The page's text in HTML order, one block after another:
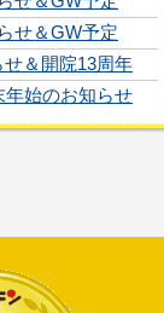
せ＆GW予定
＆開院13周年
年始のお知らせ